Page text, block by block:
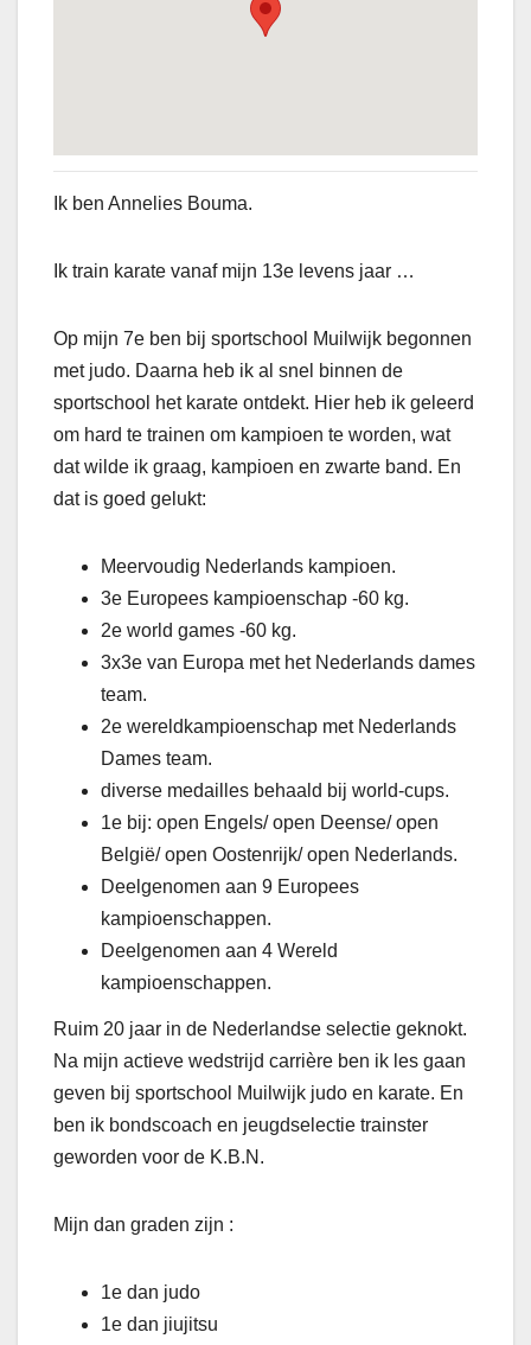
Ik ben Annelies Bouma.
Ik train karate vanaf mijn 13e levens jaar …
Op mijn 7e ben bij sportschool Muilwijk begonnen
met judo. Daarna heb ik al snel binnen de
sportschool het karate ontdekt. Hier heb ik geleerd
om hard te trainen om kampioen te worden, wat
dat wilde ik graag, kampioen en zwarte band. En
dat is goed gelukt:
Meervoudig Nederlands kampioen.
3e Europees kampioenschap -60 kg.
2e world games -60 kg.
3x3e van Europa met het Nederlands dames
team.
2e wereldkampioenschap met Nederlands
Dames team.
diverse medailles behaald bij world-cups.
1e bij: open Engels/ open Deense/ open
België/ open Oostenrijk/ open Nederlands.
Deelgenomen aan 9 Europees
kampioenschappen.
Deelgenomen aan 4 Wereld
kampioenschappen.
Ruim 20 jaar in de Nederlandse selectie geknokt.
Na mijn actieve wedstrijd carrière ben ik les gaan
geven bij sportschool Muilwijk judo en karate. En
ben ik bondscoach en jeugdselectie trainster
geworden voor de K.B.N.
Mijn dan graden zijn :
1e dan judo
1e dan jiujitsu